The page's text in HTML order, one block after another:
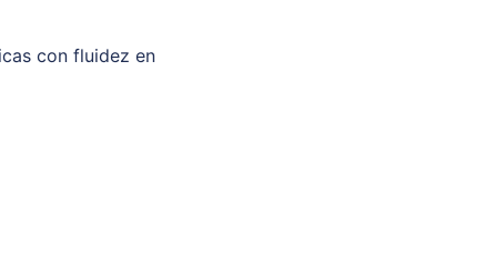
con fluidez en